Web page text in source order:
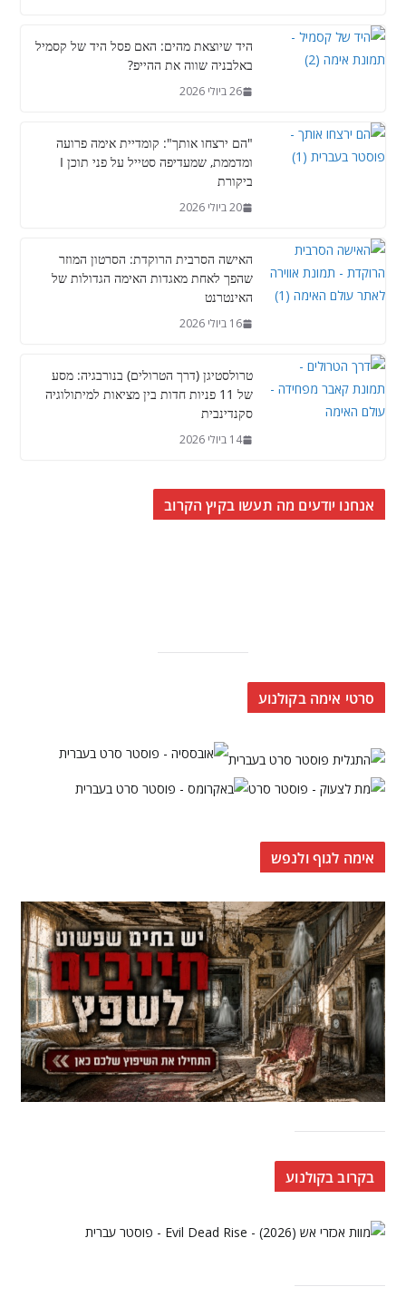
היד שיוצאת מהים: האם פסל היד של קסמיל
באלבניה שווה את ההייפ?
26 ביולי 2026
"הם ירצחו אותך": קומדיית אימה פרועה
ומדממת, שמעדיפה סטייל על פני תוכן I
ביקורת
20 ביולי 2026
האישה הסרבית הרוקדת: הסרטון המוזר
שהפך לאחת מאגדות האימה הגדולות של
האינטרנט
16 ביולי 2026
טרולסטיגן (דרך הטרולים) בנורבגיה: מסע
של 11 פניות חדות בין מציאות למיתולוגיה
סקנדינבית
14 ביולי 2026
אנחנו יודעים מה תעשו בקיץ הקרוב
סרטי אימה בקולנוע
אימה לגוף ולנפש
בקרוב בקולנוע